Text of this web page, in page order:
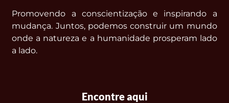
Promovendo a conscientização e inspirando a
mudança. Juntos, podemos construir um mundo
onde a natureza e a humanidade prosperam lado
a lado.
Encontre aqui